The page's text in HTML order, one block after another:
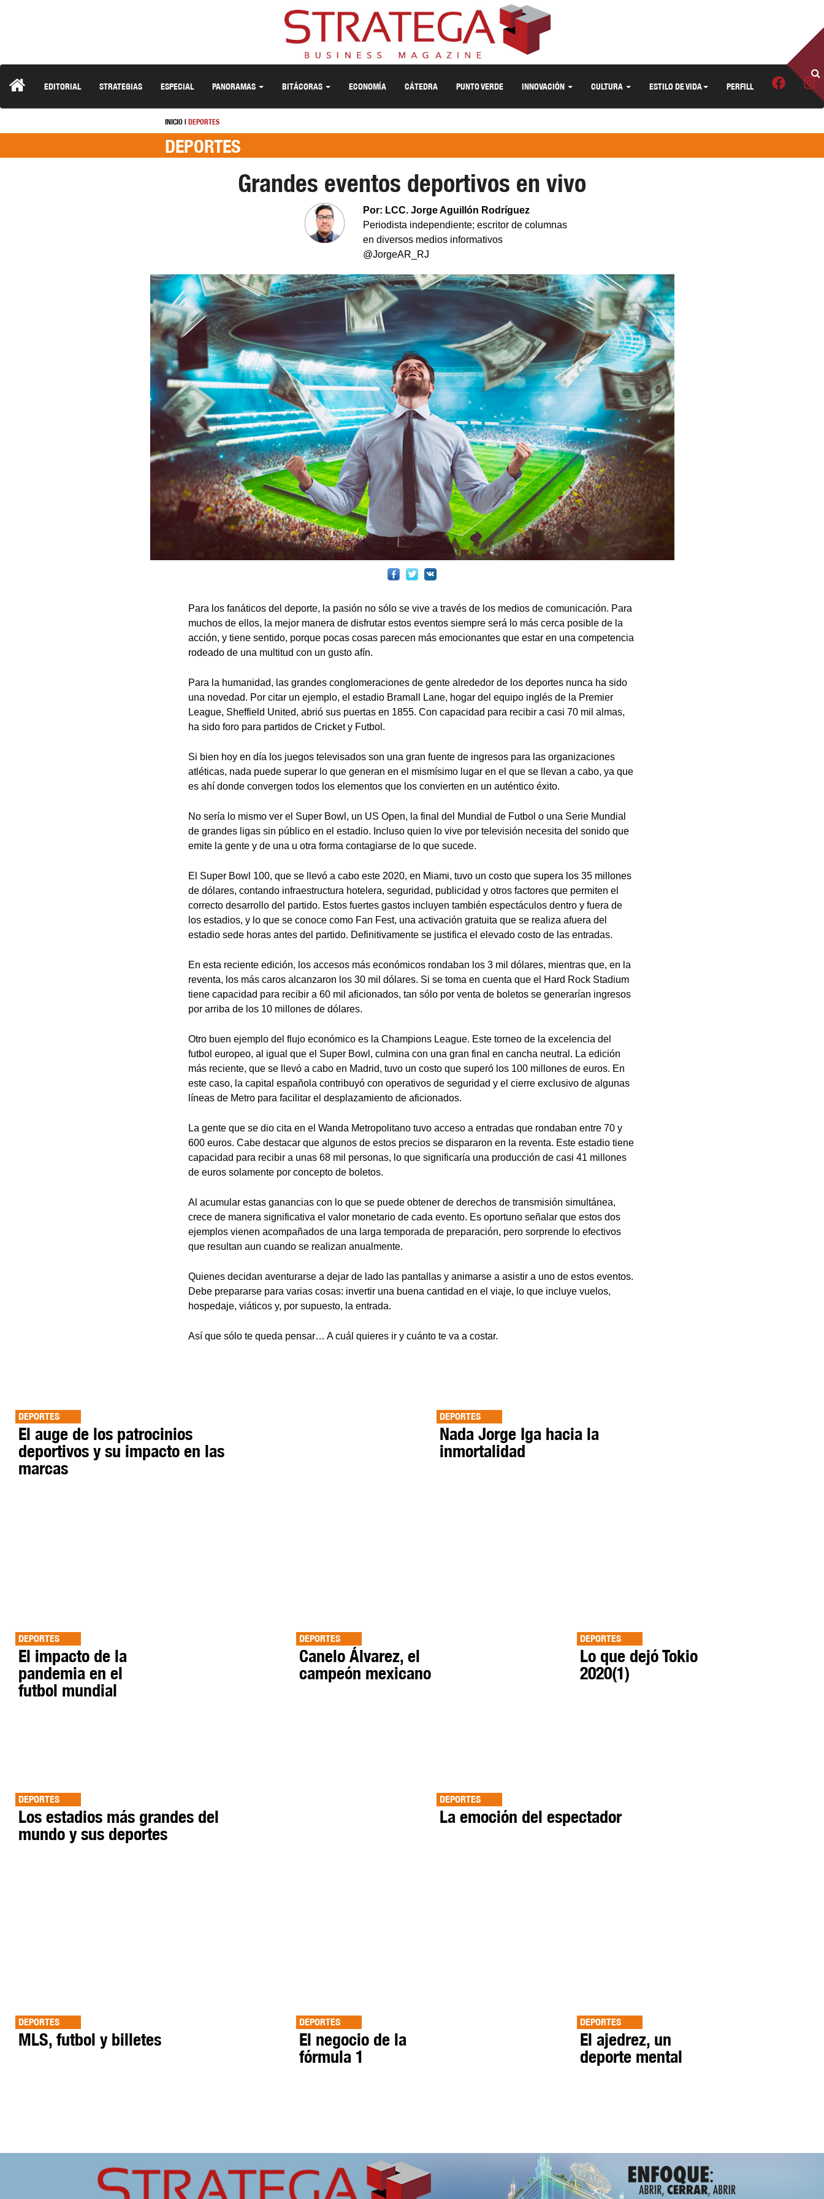
EDITORIAL STRATEGIAS ESPECIAL PANORAMAS BITÁCORAS ECONOMÍA CÁTEDRA PUNTO VERDE INNOVACIÓN CULTURA ESTILO DE VIDA PERFILL
INICIO| DEPORTES
DEPORTES
Grandes eventos deportivos en vivo
Por: LCC. Jorge Aguillón Rodríguez
Periodista independiente; escritor de columnas
en diversos medios informativos
@JorgeAR_RJ
Para los fanáticos del deporte, la pasión no sólo se vive a través de los medios de comunicación. Para
muchos de ellos, la mejor manera de disfrutar estos eventos siempre será lo más cerca posible de la
acción, y tiene sentido, porque pocas cosas parecen más emocionantes que estar en una competencia
rodeado de una multitud con un gusto afín.
Para la humanidad, las grandes conglomeraciones de gente alrededor de los deportes nunca ha sido
una novedad. Por citar un ejemplo, el estadio Bramall Lane, hogar del equipo inglés de la Premier
League, Sheffield United, abrió sus puertas en 1855. Con capacidad para recibir a casi 70 mil almas,
ha sido foro para partidos de Cricket y Futbol.
Si bien hoy en día los juegos televisados son una gran fuente de ingresos para las organizaciones
atléticas, nada puede superar lo que generan en el mismísimo lugar en el que se llevan a cabo, ya que
es ahí donde convergen todos los elementos que los convierten en un auténtico éxito.
No sería lo mismo ver el Super Bowl, un US Open, la final del Mundial de Futbol o una Serie Mundial
de grandes ligas sin público en el estadio. Incluso quien lo vive por televisión necesita del sonido que
emite la gente y de una u otra forma contagiarse de lo que sucede.
El Super Bowl 100, que se llevó a cabo este 2020, en Miami, tuvo un costo que supera los 35 millones
de dólares, contando infraestructura hotelera, seguridad, publicidad y otros factores que permiten el
correcto desarrollo del partido. Estos fuertes gastos incluyen también espectáculos dentro y fuera de
los estadios, y lo que se conoce como Fan Fest, una activación gratuita que se realiza afuera del
estadio sede horas antes del partido. Definitivamente se justifica el elevado costo de las entradas.
En esta reciente edición, los accesos más económicos rondaban los 3 mil dólares, mientras que, en la
reventa, los más caros alcanzaron los 30 mil dólares. Si se toma en cuenta que el Hard Rock Stadium
tiene capacidad para recibir a 60 mil aficionados, tan sólo por venta de boletos se generarían ingresos
por arriba de los 10 millones de dólares.
Otro buen ejemplo del flujo económico es la Champions League. Este torneo de la excelencia del
futbol europeo, al igual que el Super Bowl, culmina con una gran final en cancha neutral. La edición
más reciente, que se llevó a cabo en Madrid, tuvo un costo que superó los 100 millones de euros. En
este caso, la capital española contribuyó con operativos de seguridad y el cierre exclusivo de algunas
líneas de Metro para facilitar el desplazamiento de aficionados.
La gente que se dio cita en el Wanda Metropolitano tuvo acceso a entradas que rondaban entre 70 y
600 euros. Cabe destacar que algunos de estos precios se dispararon en la reventa. Este estadio tiene
capacidad para recibir a unas 68 mil personas, lo que significaría una producción de casi 41 millones
de euros solamente por concepto de boletos.
Al acumular estas ganancias con lo que se puede obtener de derechos de transmisión simultánea,
crece de manera significativa el valor monetario de cada evento. Es oportuno señalar que estos dos
ejemplos vienen acompañados de una larga temporada de preparación, pero sorprende lo efectivos
que resultan aun cuando se realizan anualmente.
Quienes decidan aventurarse a dejar de lado las pantallas y animarse a asistir a uno de estos eventos.
Debe prepararse para varias cosas: invertir una buena cantidad en el viaje, lo que incluye vuelos,
hospedaje, viáticos y, por supuesto, la entrada.
Así que sólo te queda pensar… A cuál quieres ir y cuánto te va a costar.
DEPORTES
El auge de los patrocinios
deportivos y su impacto en las
marcas
DEPORTES
Nada Jorge Iga hacia la
inmortalidad
DEPORTES
El impacto de la
pandemia en el
futbol mundial
DEPORTES
Canelo Álvarez, el
campeón mexicano
DEPORTES
Lo que dejó Tokio
2020(1)
DEPORTES
Los estadios más grandes del
mundo y sus deportes
DEPORTES
La emoción del espectador
DEPORTES
MLS, futbol y billetes
DEPORTES
El negocio de la
fórmula 1
DEPORTES
El ajedrez, un
deporte mental